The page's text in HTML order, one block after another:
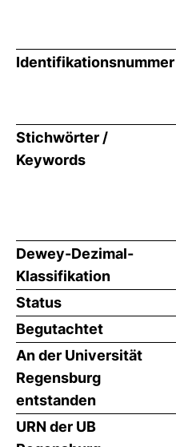
Identifikationsnummer
Stichwörter /
Keywords
Dewey-Dezimal-
Klassifikation
Status
Begutachtet
An der Universität
Regensburg
entstanden
URN der UB